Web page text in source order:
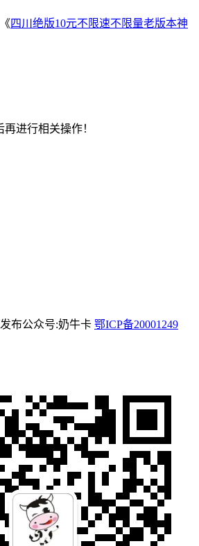
四川绝版10元不限速不限量老版本神
进行相关操作！
布公众号:奶牛卡 鄂ICP备20001249